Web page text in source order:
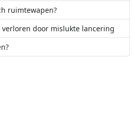
ruimtewapen?
verloren door mislukte lancering
satelliet in de ruimte dat het verwijderen
DISH krijgt allereerste ruimteschroot boete